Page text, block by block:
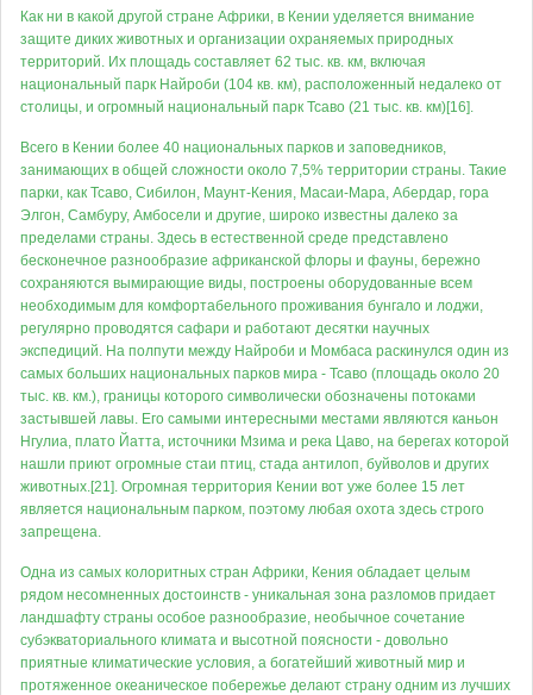
Как ни в какой другой стране Африки, в Кении уделяется внимание
защите диких животных и организации охраняемых природных
территорий. Их площадь составляет 62 тыс. кв. км, включая
национальный парк Найроби (104 кв. км), расположенный недалеко от
столицы, и огромный национальный парк Тсаво (21 тыс. кв. км)[16].
Всего в Кении более 40 национальных парков и заповедников,
занимающих в общей сложности около 7,5% территории страны. Такие
парки, как Тсаво, Сибилон, Маунт-Кения, Масаи-Мара, Абердар, гора
Элгон, Самбуру, Амбосели и другие, широко известны далеко за
пределами страны. Здесь в естественной среде представлено
бесконечное разнообразие африканской флоры и фауны, бережно
сохраняются вымирающие виды, построены оборудованные всем
необходимым для комфортабельного проживания бунгало и лоджи,
регулярно проводятся сафари и работают десятки научных
экспедиций. На полпути между Найроби и Момбаса раскинулся один из
самых больших национальных парков мира - Тсаво (площадь около 20
тыс. кв. км.), границы которого символически обозначены потоками
застывшей лавы. Его самыми интересными местами являются каньон
Нгулиа, плато Йатта, источники Мзима и река Цаво, на берегах которой
нашли приют огромные стаи птиц, стада антилоп, буйволов и других
животных.[21]. Огромная территория Кении вот уже более 15 лет
является национальным парком, поэтому любая охота здесь строго
запрещена.
Одна из самых колоритных стран Африки, Кения обладает целым
рядом несомненных достоинств - уникальная зона разломов придает
ландшафту страны особое разнообразие, необычное сочетание
субэкваториального климата и высотной поясности - довольно
приятные климатические условия, а богатейший животный мир и
протяженное океаническое побережье делают страну одним из лучших